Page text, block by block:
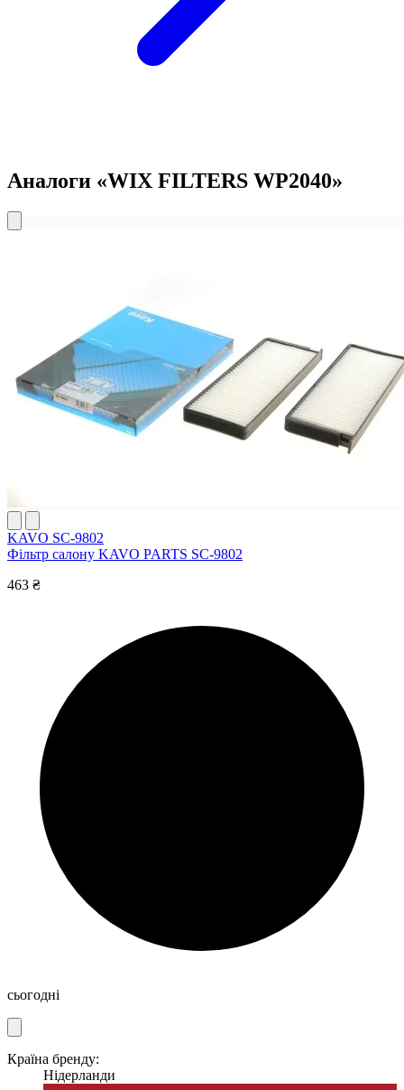
Аналоги «WIX FILTERS WP2040»
KAVO SC-9802
Фільтр салону KAVO PARTS SC-9802
463 ₴
сьогодні
Країна бренду:
Нідерланди